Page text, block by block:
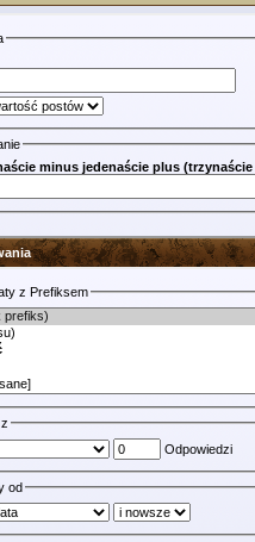
minus jedenaście plus
z Prefiksem
Odpowiedzi
od